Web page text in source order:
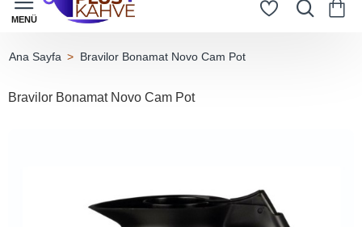
Bravilor Bonamat Novo Cam Pot
Bravilor Bonamat Novo Cam Pot